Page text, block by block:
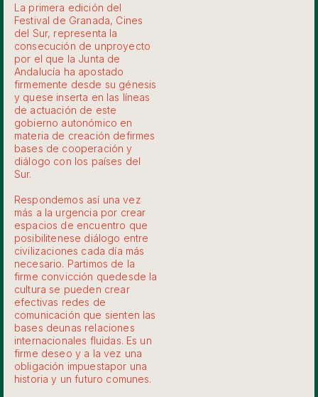
La primera edición del
Festival de Granada, Cines
del Sur, representa la
consecución de unproyecto
por el que la Junta de
Andalucía ha apostado
firmemente desde su génesis
y quese inserta en las líneas
de actuación de este
gobierno autonómico en
materia de creación defirmes
bases de cooperación y
diálogo con los países del
Sur.
Respondemos así una vez
más a la urgencia por crear
espacios de encuentro que
posibilitenese diálogo entre
civilizaciones cada día más
necesario. Partimos de la
firme convicción quedesde la
cultura se pueden crear
efectivas redes de
comunicación que sienten las
bases deunas relaciones
internacionales fluidas. Es un
firme deseo y a la vez una
obligación impuestapor una
historia y un futuro comunes.